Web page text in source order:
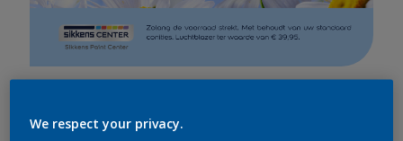
We respect your privacy.